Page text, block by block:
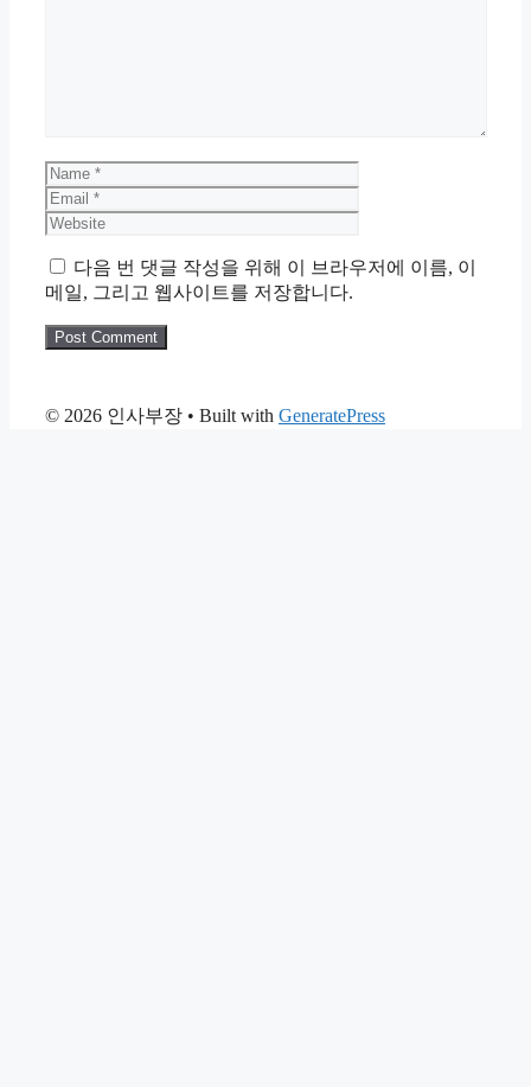
Name
다음 번 댓글 작성을 위해 이 브라우저에 이름, 이
메일, 그리고 웹사이트를 저장합니다.
© 2026 인사부장 • Built with GeneratePress